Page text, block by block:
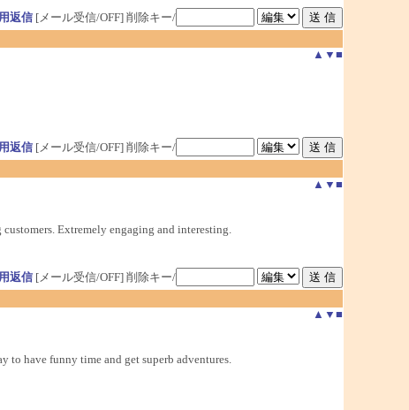
返信[メール受信/OFF] 削除キー/
▲ ▼ ■
返信[メール受信/OFF] 削除キー/
▲ ▼ ■
Extremely engaging and interesting.
返信[メール受信/OFF] 削除キー/
▲ ▼ ■
to have funny time and get superb adventures.